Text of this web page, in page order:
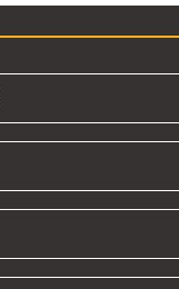
noktaları
bozuk veya
eksik bilgiler bulunuyor.
daha pahalı.
alternatifler olmalı.